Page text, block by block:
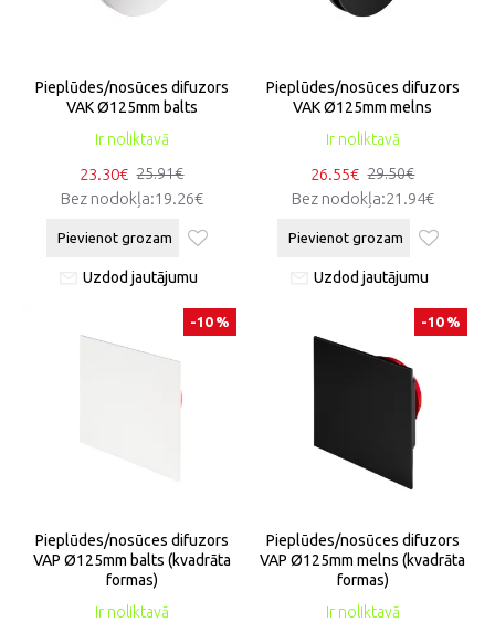
Ir noliktavā
Pieplūdes/nosūces difuzors
VAK Ø125mm balts
23.30€ 25.91€
Bez nodokļa:19.26€
Pievienot grozam
Uzdod jautājumu
Ir noliktavā
Pieplūdes/nosūces difuzors
VAK Ø125mm melns
26.55€ 29.50€
Bez nodokļa:21.94€
Pievienot grozam
Uzdod jautājumu
-10 %
Ir noliktavā
Pieplūdes/nosūces difuzors
VAP Ø125mm balts (kvadrāta
formas)
-10 %
Ir noliktavā
Pieplūdes/nosūces difuzors
VAP Ø125mm melns (kvadrāta
formas)